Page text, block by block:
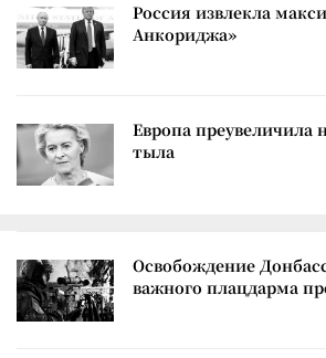
Россия извлекла
Анкориджа»
Европа преувеличила
тыла
Освобождение
важного плацдарма